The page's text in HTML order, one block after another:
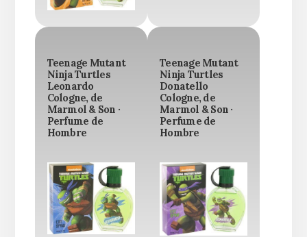
Teenage Mutant
Ninja Turtles
Leonardo
Cologne, de
Marmol & Son ·
Perfume de
Hombre
Teenage Mutant
Ninja Turtles
Donatello
Cologne, de
Marmol & Son ·
Perfume de
Hombre